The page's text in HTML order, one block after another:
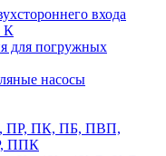
входа
К
для погружных
насосы
ПР, ПК, ПБ, ПВП,
ППК